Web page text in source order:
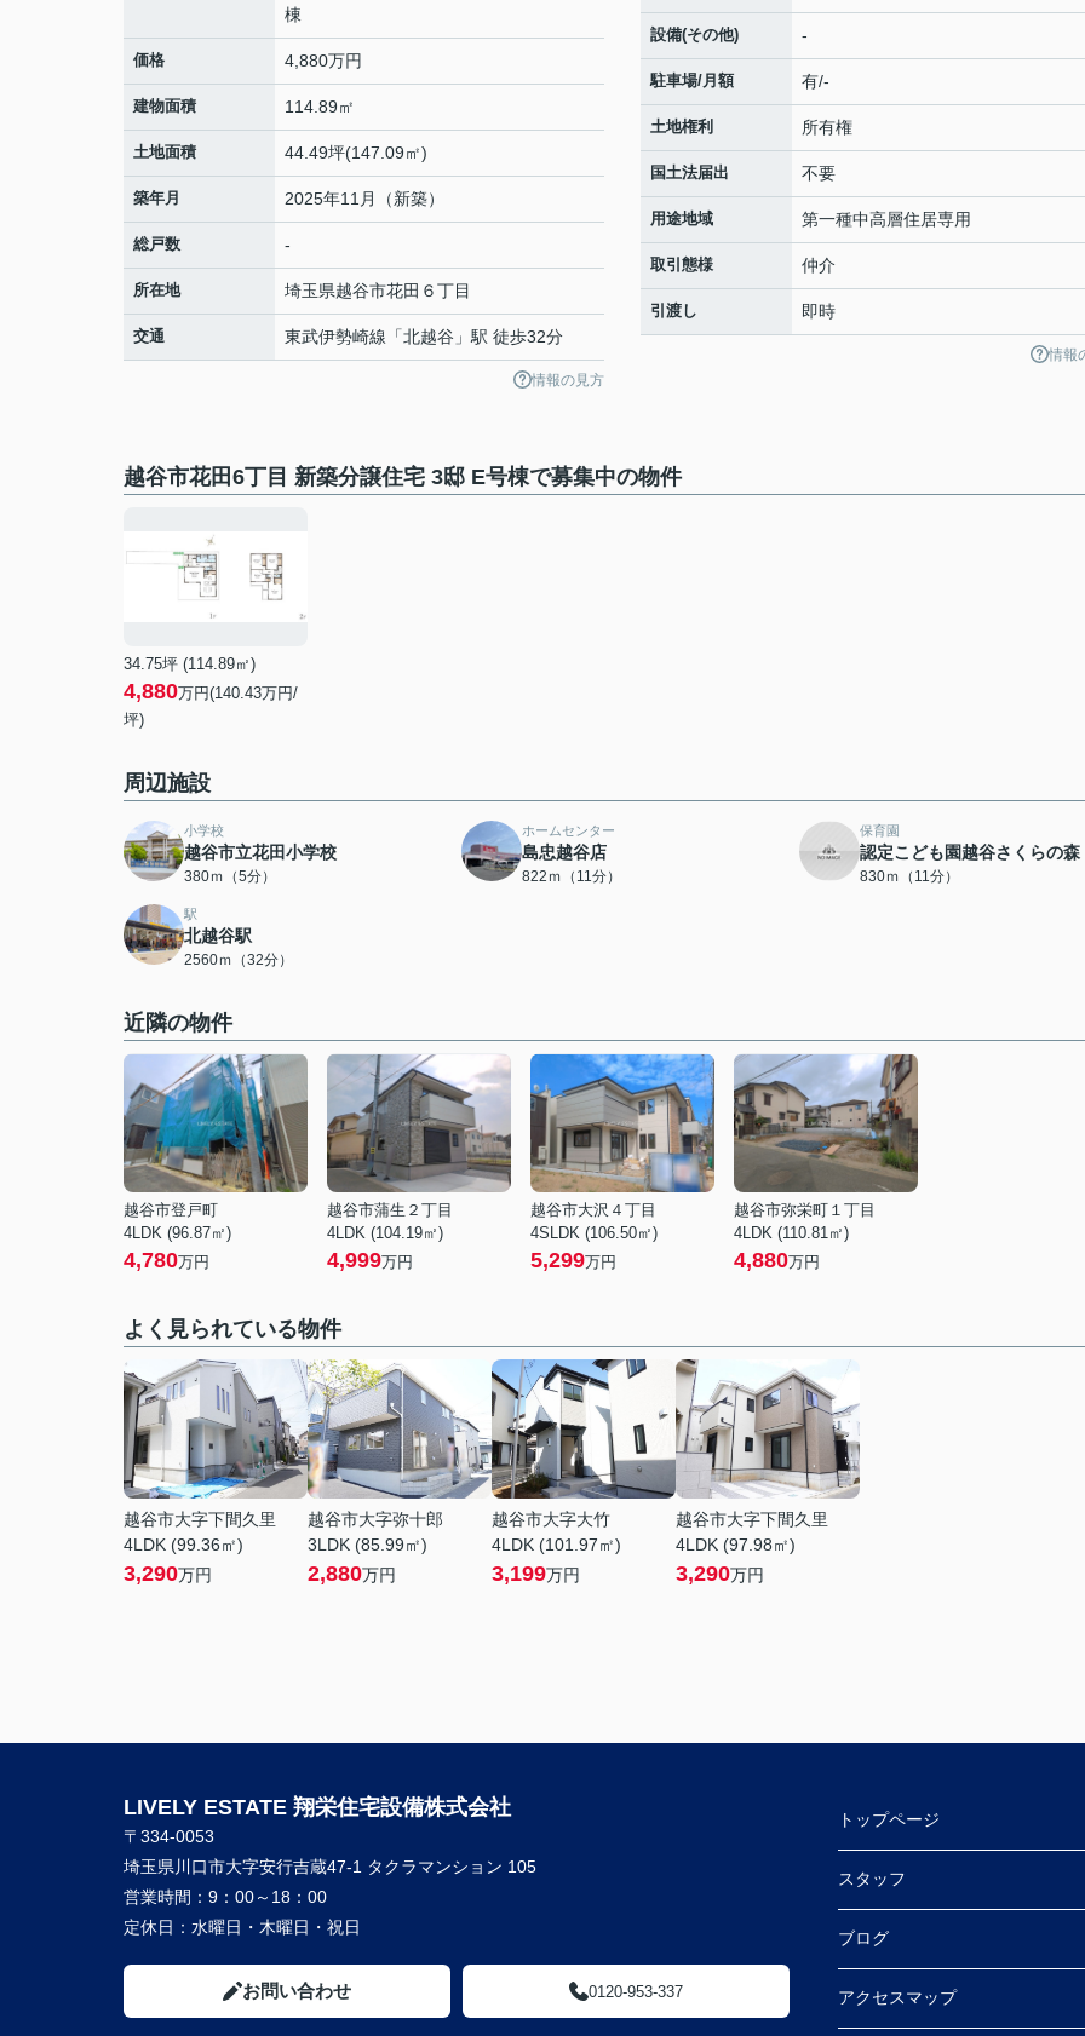
棟
価格 4,880万円
建物面積 114.89㎡
土地面積 44.49坪(147.09㎡)
築年月 2025年11月（新築）
総戸数 -
所在地 埼玉県越谷市花田 ６丁目
交通 東武伊勢崎線 「北越谷 」駅 徒歩32分
情報の見方
設備(その他) -
駐車場/月額 有/-
土地権利 所有権
国土法届出 不要
用途地域 第一種中高層住居専用
取引態様 仲介
引渡し 即時
情報
越谷市花田6丁目 新築分譲住宅 3邸 E号棟で募集中の物件
34.75坪 (114.89㎡)
4,880万円(140.43万円/
坪)
周辺施設
小学校
越谷市立花田小学校
380ｍ（5分）
ホームセンター
島忠越谷店
822ｍ（11分）
保育園
認定こども園越谷さくらの森
830ｍ（11分）
駅
北越谷駅
2560ｍ（32分）
近隣の物件
越谷市登戸町
4LDK (96.87㎡)
4,780万円
越谷市蒲生２丁目
4LDK (104.19㎡)
4,999万円
越谷市大沢４丁目
4SLDK (106.50㎡)
5,299万円
越谷市弥栄町１丁目
4LDK (110.81㎡)
4,880万円
よく見られている物件
越谷市大字下間久里
4LDK (99.36㎡)
3,290万円
越谷市大字弥十郎
3LDK (85.99㎡)
2,880万円
越谷市大字大竹
4LDK (101.97㎡)
3,199万円
越谷市大字下間久里
4LDK (97.98㎡)
3,290万円
LIVELY ESTATE 翔栄住宅設備株式会社
〒334-0053
埼玉県川口市大字安行吉蔵47-1 タクラマンション 105
営業時間： 9：00～18：00
定休日： 水曜日・木曜日・祝日
お問い合わせ 0120-953-337
トップページ
スタッフ
ブログ
アクセスマップ